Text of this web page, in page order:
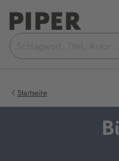
Suchbegriff
eingeben
Startseite